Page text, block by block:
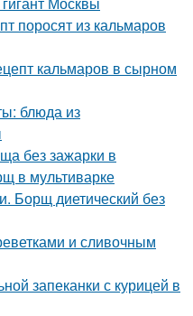
поросят из кальмаров
кальмаров в сырном
блюда из
без зажарки в
в мультиварке
Борщ диетический без
и сливочным
запеканки с курицей в